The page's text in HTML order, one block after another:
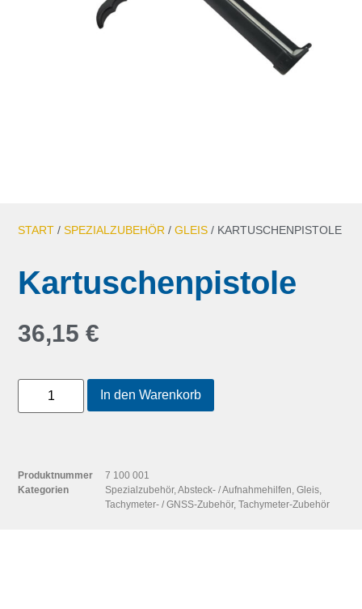
START /SPEZIALZUBEHÖR /GLEIS / KARTUSCHENPISTOLE
Kartuschenpistole
36,15€
In den Warenkorb
Produktnummer
7 100 001
Kategorien
Spezialzubehör,Absteck- / Aufnahmehilfen,Gleis,
Tachymeter- / GNSS-Zubehör,Tachymeter-Zubehör